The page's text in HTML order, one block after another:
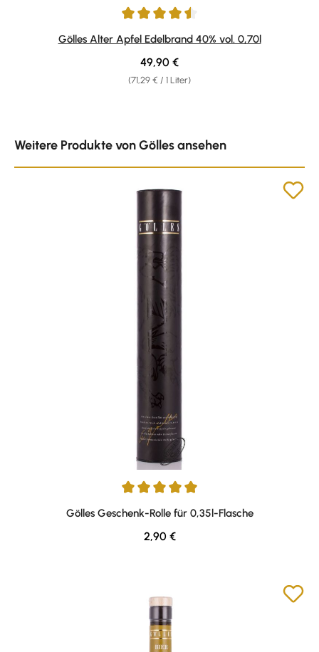
Durchschnittliche Bewertung von 4.6 von 5 Sternen
Gölles Alter Apfel Edelbrand 40% vol. 0,70l
(71,29 € / 1 Liter)
Regulärer Preis:
49,90 €
Weitere Produkte von Gölles ansehen
Durchschnittliche Bewertung von 5 von 5 Sternen
Gölles Geschenk-Rolle für 0,35l-Flasche
Regulärer Preis:
2,90 €